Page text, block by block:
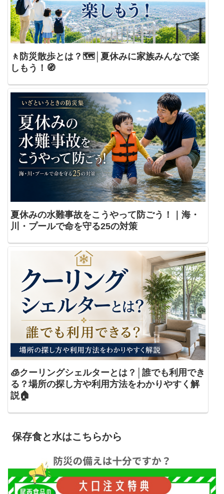
🚶防災散歩とは？🗺️│夏休みに家族みんなで楽
しもう！🧭
夏休みの水難事故をこうやって防ごう！｜海・
川・プールで命を守る25の対策
🧊クーリングシェルターとは？│誰でも利用でき
る？場所の探し方や利用方法をわかりやすく解
説🏠
保存食と水はこちらから